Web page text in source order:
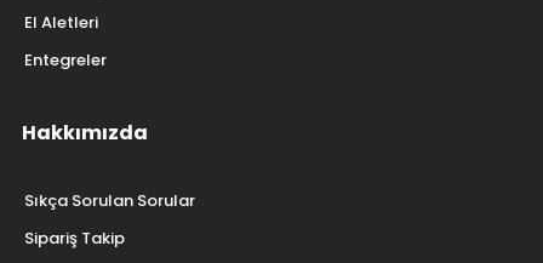
El Aletleri
Entegreler
Hakkımızda
Sıkça Sorulan Sorular
Sipariş Takip